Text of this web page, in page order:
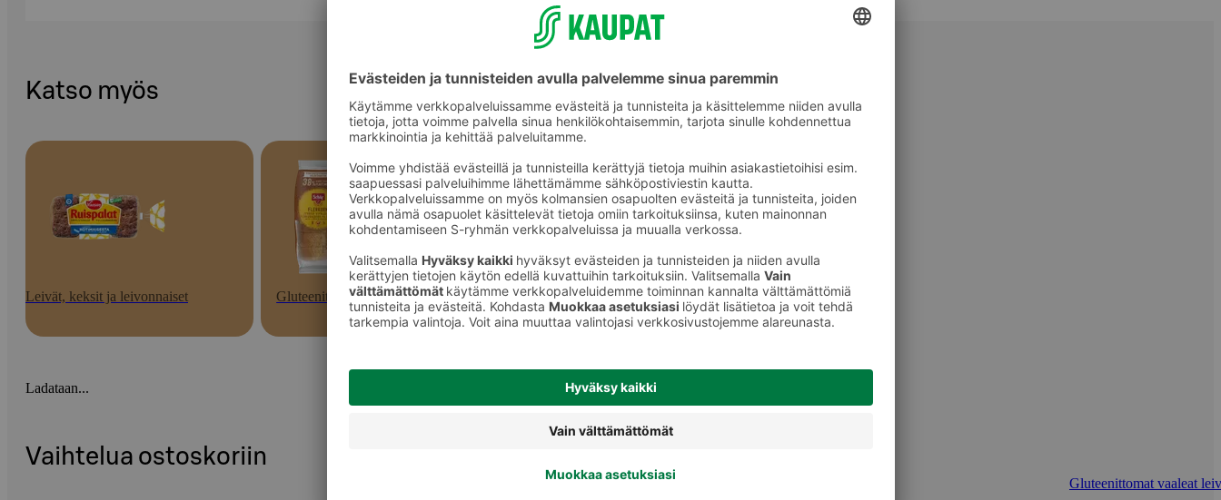
Katso myös
Leivät, keksit ja leivonnaiset Gluteenittomat Gluteenittomat vaaleat leivät
Ladataan...
Vaihtelua ostoskoriin
Gluteenittomat vaaleat